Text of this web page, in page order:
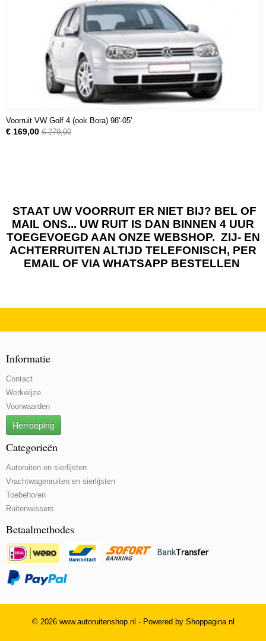
Voorruit VW Golf 4 (ook Bora) 98'-05'
€ 169,00 € 279,00
STAAT UW VOORRUIT ER NIET BIJ? BEL OF
MAIL ONS... UW RUIT IS DAN BINNEN 4 UUR
TOEGEVOEGD AAN ONZE WEBSHOP. ZIJ- EN
ACHTERRUITEN ALTIJD TELEFONISCH, PER
EMAIL OF VIA WHATSAPP BESTELLEN
Informatie
Contact
Werkwijze
Voorwaarden
Herroeping
Categorieën
Autoruiten en sierlijsten
Vrachtwagenruiten en sierlijsten
Toebehoren
Ruitenwissers
Betaalmethodes
© 2026 www.autoruitenshop.nl - Powered by Shoppagina.nl